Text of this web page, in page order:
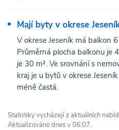
Mají byty v okrese
V okrese Jeseník má balkon
Průměrná plocha balkonu je
je 30 m². Ve srovnání s
kraj je u bytů v okrese
méně častá.
Statistiky vycházejí z aktuálních
Aktualizováno dnes v 06:07.